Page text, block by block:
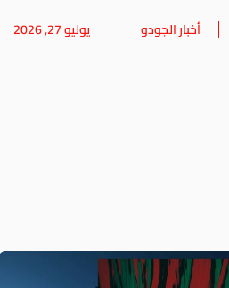
أخبار الجودو يوليو 27, 2026